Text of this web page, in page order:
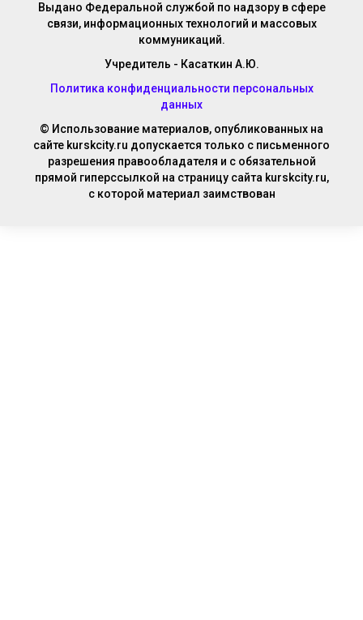
Выдано Федеральной службой по надзору в сфере
связи, информационных технологий и массовых
коммуникаций.
Учредитель - Касаткин А.Ю.
Политика конфиденциальности персональных
данных
© Использование материалов, опубликованных на
сайте kurskcity.ru допускается только с письменного
разрешения правообладателя и с обязательной
прямой гиперссылкой на страницу сайта kurskcity.ru,
с которой материал заимствован